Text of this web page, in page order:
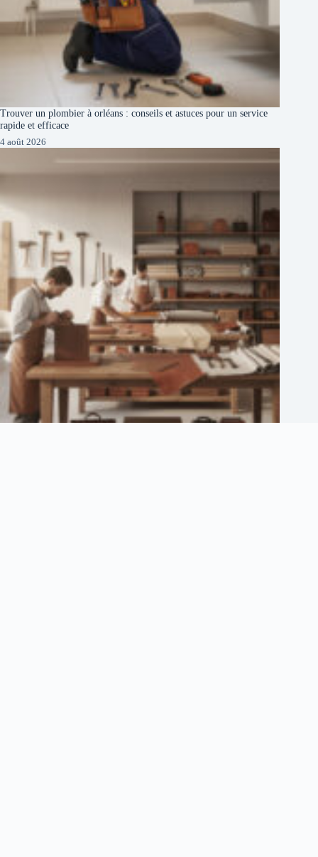
Trouver un plombier à orléans : conseils et astuces pour un service
rapide et efficace
4 août 2026